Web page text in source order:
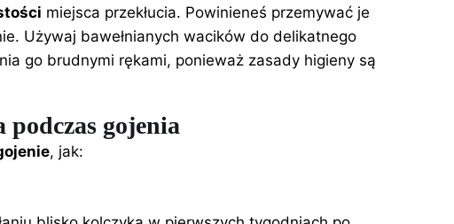
miejsca przekłucia. Powinieneś przemywać je
Używaj bawełnianych wacików do delikatnego
go brudnymi rękami, ponieważ zasady higieny są
podczas gojenia
, jak: